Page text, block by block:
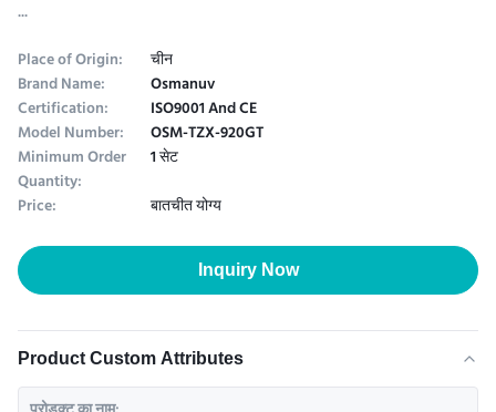
...
Place of Origin:
चीन
Brand Name: Osmanuv
Certification: ISO9001 And CE
Model Number: OSM-TZX-920GT
Minimum Order
Quantity:
1 सेट
Price:
बातचीत योग्य
Inquiry Now
Product Custom Attributes